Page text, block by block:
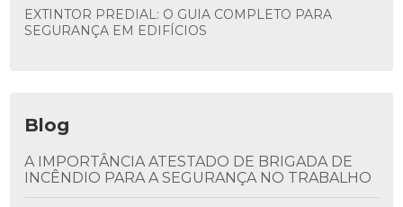
EXTINTOR PREDIAL: O GUIA COMPLETO PARA
SEGURANÇA EM EDIFÍCIOS
Blog
A IMPORTÂNCIA ATESTADO DE BRIGADA DE
INCÊNDIO PARA A SEGURANÇA NO TRABALHO